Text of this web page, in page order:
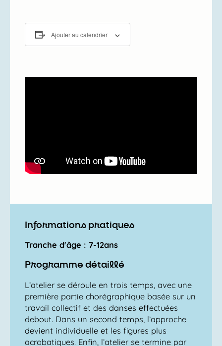
Ajouter au calendrier
Informations pratiques
Tranche d'âge : 7-12ans
Programme détaillé
L’atelier se déroule en trois temps, avec une
première partie chorégraphique basée sur un
travail collectif et des danses effectuées
debout. Dans un second temps, l’approche
devient individuelle et les figures plus
acrobatiques. Enfin, l’atelier se termine par